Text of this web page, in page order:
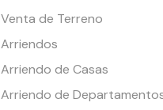
Venta de Terreno
Arriendos
Arriendo de Casas
Arriendo de